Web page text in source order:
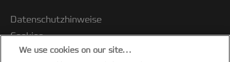
Datenschutzhinweise
Cookies
Legal Notice
We use cookies on our site…